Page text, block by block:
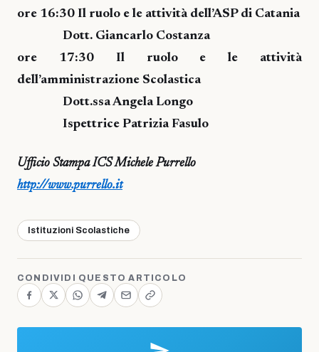
ore 16:30 Il ruolo e le attività dell’ASP di Catania
Dott. Giancarlo Costanza
ore 17:30 Il ruolo e le attività
dell’amministrazione Scolastica
Dott.ssa Angela Longo
Ispettrice Patrizia Fasulo
Ufficio Stampa ICS Michele Purrello
http://www.purrello.it
Istituzioni Scolastiche
CONDIVIDI QUESTO ARTICOLO